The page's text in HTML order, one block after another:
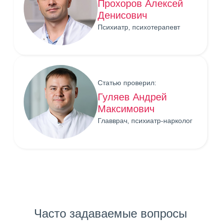
Прохоров Алексей
Денисович
Психиатр, психотерапевт
Статью проверил:
Гуляев Андрей
Максимович
Главврач, психиатр-нарколог
Часто задаваемые вопросы